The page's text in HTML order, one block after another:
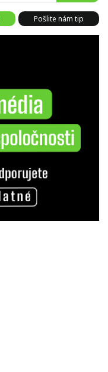
Pošlite nám tip